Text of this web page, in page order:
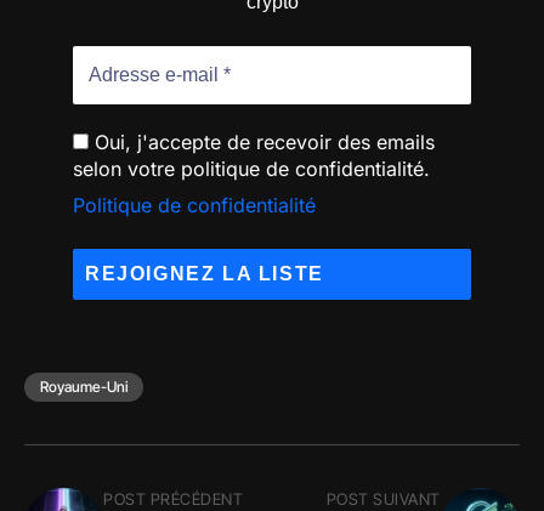
Oui, j'accepte de recevoir des emails
selon votre politique de confidentialité.
Politique de confidentialité
Royaume-Uni
POST PRÉCÉDENT POST SUIVANT